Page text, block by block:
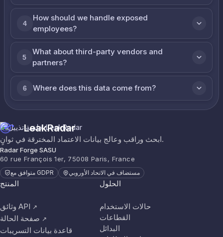
4
How should we handle exposed
employees?
5
What about third-party vendors and
partners?
6 Where does this data come from?
LeakRadar
ابحث وراقب وعالج بيانات الاعتماد المخترقة في ثوانٍ.
Radar Forge SASU
60 rue François 1er, 75008 Paris, France
متوافق مع GDPR مستضاف في الاتحاد الأوروبي
المنتج
وثائق API ↗
صفحة الحالة ↗
قاعدة بيانات التسريبات
الحلول
حالات الاستخدام
القطاعات
البدائل